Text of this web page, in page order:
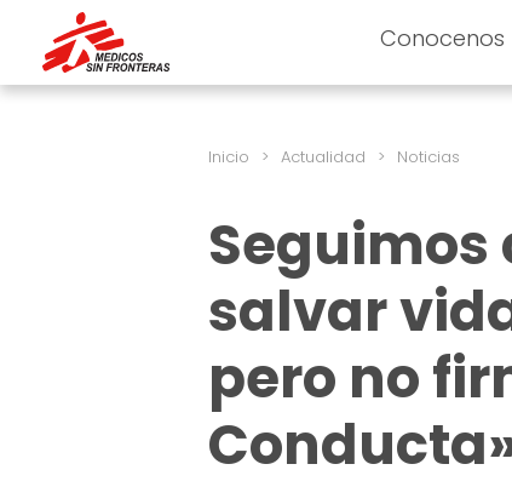
Conocenos
Inicio > Actualidad > Noticias
salvar
pero no